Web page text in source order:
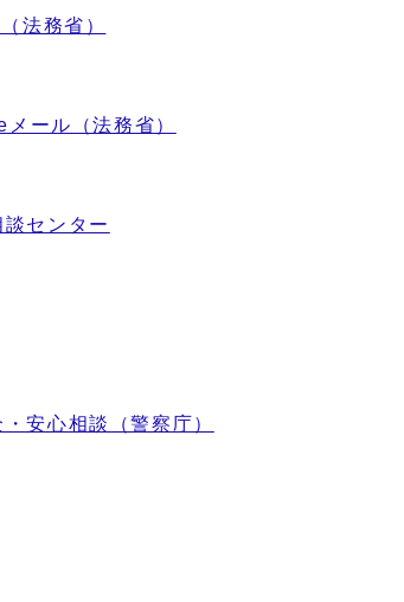
法務省）
ール（法務省）
センター
安心相談（警察庁）